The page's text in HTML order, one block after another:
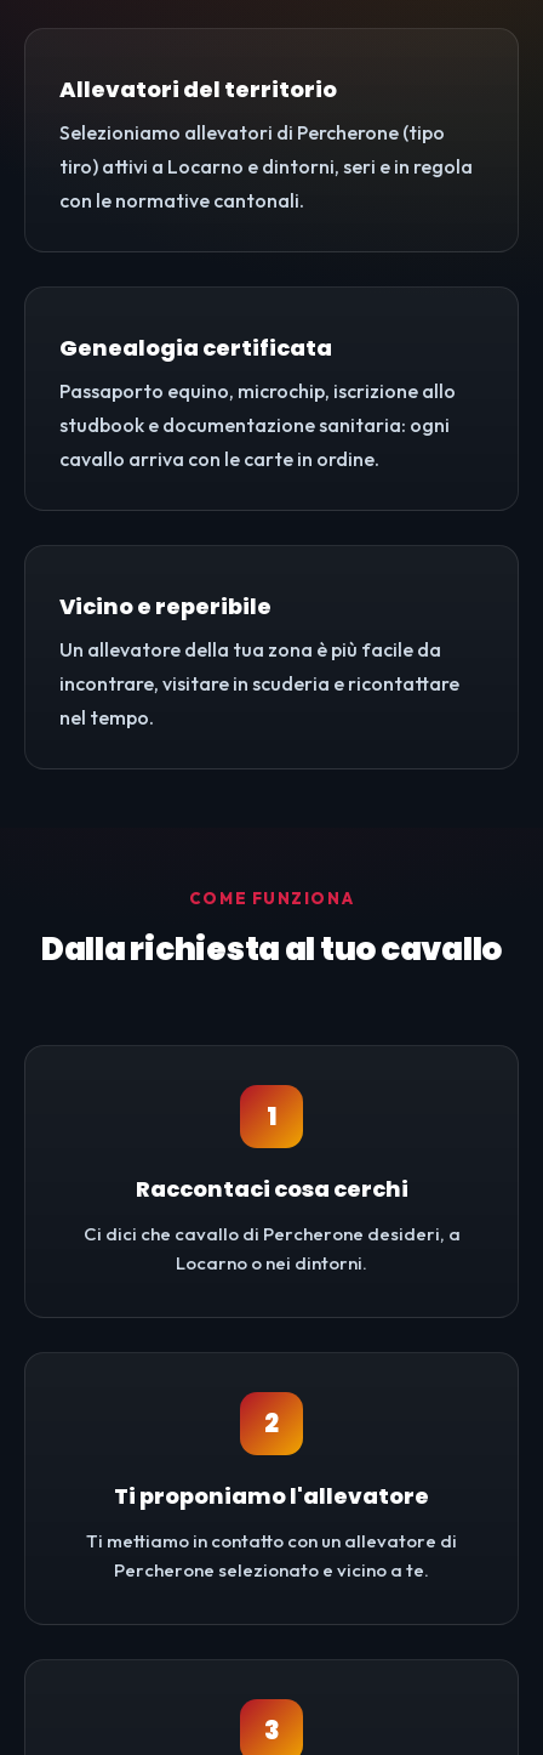
Allevatori del territorio
Selezioniamo allevatori di Percherone (tipo
tiro) attivi a Locarno e dintorni, seri e in regola
con le normative cantonali.
Genealogia certificata
Passaporto equino, microchip, iscrizione allo
studbook e documentazione sanitaria: ogni
cavallo arriva con le carte in ordine.
Vicino e reperibile
Un allevatore della tua zona è più facile da
incontrare, visitare in scuderia e ricontattare
nel tempo.
COME FUNZIONA
Dalla richiesta al tuo cavallo
1
Raccontaci cosa cerchi
Ci dici che cavallo di Percherone desideri, a
Locarno o nei dintorni.
2
Ti proponiamo l'allevatore
Ti mettiamo in contatto con un allevatore di
Percherone selezionato e vicino a te.
3